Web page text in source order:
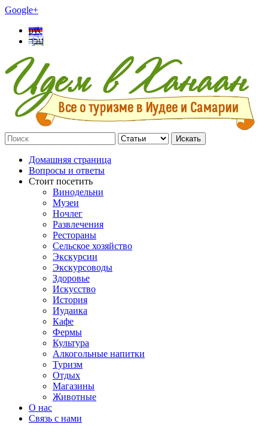
Google+
рус
עבר
Искать
Домашняя страница
Вопросы и ответы
Стоит посетить
Винодельни
Музеи
Ночлег
Развлечения
Рестораны
Сельское хозяйство
Экскурсии
Экскурсоводы
Здоровье
Искусство
История
Иудаика
Кафе
Фермы
Культура
Алкогольные напитки
Туризм
Отдых
Магазины
Животные
О нас
Связь с нами